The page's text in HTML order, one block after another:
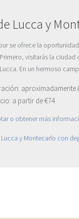
Lucca y
se ofrece la
visitarás la
En un hermoso
aproximadamente
a partir de €74
o obtener más